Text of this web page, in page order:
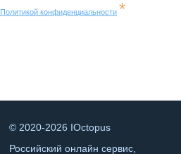
Политикой конфиденциальности *
© 2020-2026 IOctopus
Российский онлайн сервис,